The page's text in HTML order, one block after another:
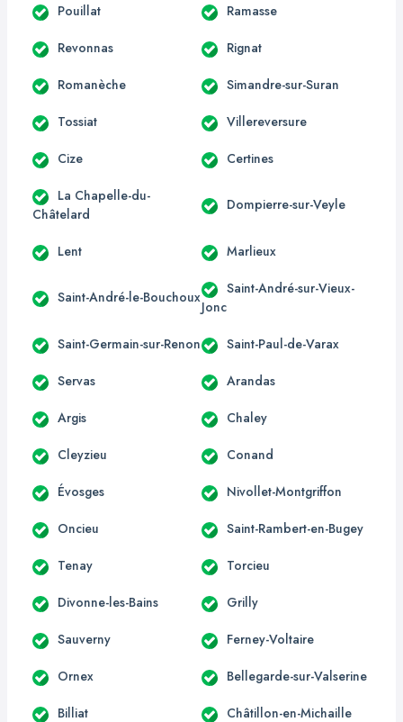
Pouillat Ramasse
Revonnas Rignat
Romanèche Simandre-sur-Suran
Tossiat Villereversure
Cize Certines
La Chapelle-du-
Châtelard
Dompierre-sur-Veyle
Lent Marlieux
Saint-André-le-Bouchoux
Saint-André-sur-Vieux-
Jonc
Saint-Germain-sur-Renon Saint-Paul-de-Varax
Servas Arandas
Argis Chaley
Cleyzieu Conand
Évosges Nivollet-Montgriffon
Oncieu Saint-Rambert-en-Bugey
Tenay Torcieu
Divonne-les-Bains Grilly
Sauverny Ferney-Voltaire
Ornex Bellegarde-sur-Valserine
Billiat Châtillon-en-Michaille